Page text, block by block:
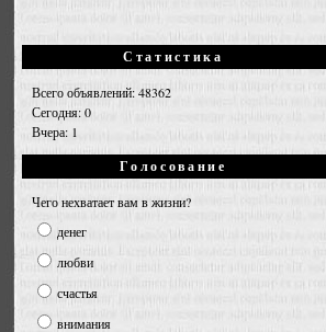
Статистика
Всего объявлений: 48362
Сегодня: 0
Вчера: 1
Голосование
Чего нехватает вам в жизни?
денег
любви
счастья
внимания